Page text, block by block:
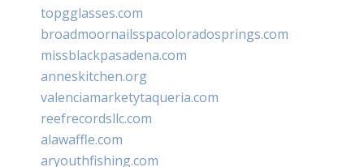
topgglasses.com
broadmoornailsspacoloradosprings.com
missblackpasadena.com
anneskitchen.org
valenciamarketytaqueria.com
reefrecordsllc.com
alawaffle.com
aryouthfishing.com